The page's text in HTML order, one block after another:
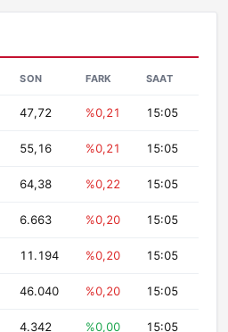
SON FARK SAAT
47,72 %0,21 15:05
55,16 %0,21 15:05
64,38 %0,22 15:05
6.663 %0,20 15:05
11.194 %0,20 15:05
46.040 %0,20 15:05
4.342 %0,00 15:05